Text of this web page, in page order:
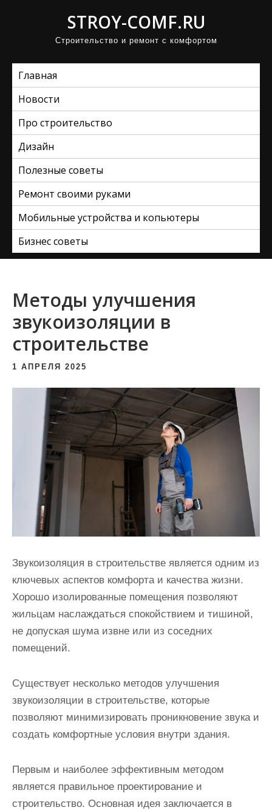
STROY-COMF.RU
Строительство и ремонт с комфортом
Главная
Новости
Про строительство
Дизайн
Полезные советы
Ремонт своими руками
Мобильные устройства и копьютеры
Бизнес советы
Методы улучшения
звукоизоляции в
строительстве
1 АПРЕЛЯ 2025
Звукоизоляция в строительстве является одним из
ключевых аспектов комфорта и качества жизни.
Хорошо изолированные помещения позволяют
жильцам наслаждаться спокойствием и тишиной,
не допуская шума извне или из соседних
помещений.
Существует несколько методов улучшения
звукоизоляции в строительстве, которые
позволяют минимизировать проникновение звука и
создать комфортные условия внутри здания.
Первым и наиболее эффективным методом
является правильное проектирование и
строительство. Основная идея заключается в